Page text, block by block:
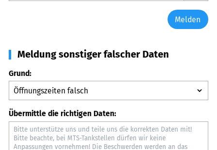
Melden
Meldung sonstiger falscher Daten
Grund:
Übermittle die richtigen Daten: